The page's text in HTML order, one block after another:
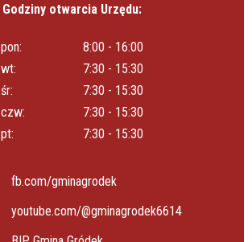
Godziny otwarcia Urzędu:
pon:
8:00 - 16:00
wt:
7:30 - 15:30
śr:
7:30 - 15:30
czw:
7:30 - 15:30
pt:
7:30 - 15:30
fb.com/gminagrodek
youtube.com/@gminagrodek6614